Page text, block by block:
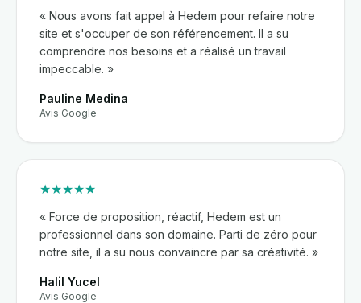
« Nous avons fait appel à Hedem pour refaire notre
site et s'occuper de son référencement. Il a su
comprendre nos besoins et a réalisé un travail
impeccable. »
Pauline Medina
Avis Google
★★★★★
« Force de proposition, réactif, Hedem est un
professionnel dans son domaine. Parti de zéro pour
notre site, il a su nous convaincre par sa créativité. »
Halil Yucel
Avis Google